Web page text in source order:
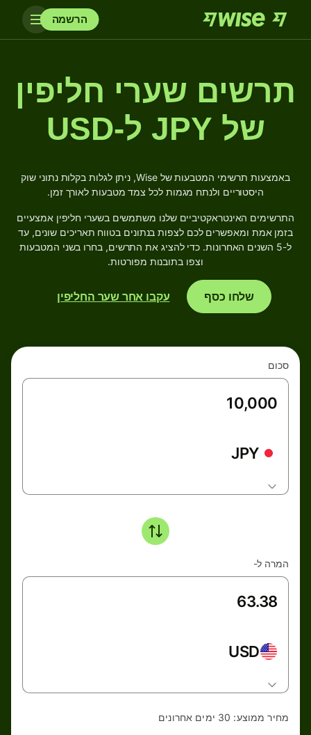
הרשמה
תרשים שערי חליפין
של JPY ל-USD
באמצעות תרשימי המטבעות של Wise, ניתן לגלות בקלות נתוני שוק
היסטוריים ולנתח מגמות לכל צמד מטבעות לאורך זמן.
התרשימים האינטראקטיביים שלנו משתמשים בשערי חליפין אמצעיים
בזמן אמת ומאפשרים לכם לצפות בנתונים בטווח תאריכים שונים, עד
ל-5 השנים האחרונות. כדי להציג את התרשים, בחרו בשני המטבעות
וצפו בתובנות מפורטות.
שלחו כסף עקבו אחר שער החליפין
סכום
JPY
המרה ל-
USD
מחיר ממוצע: 30 ימים אחרונים